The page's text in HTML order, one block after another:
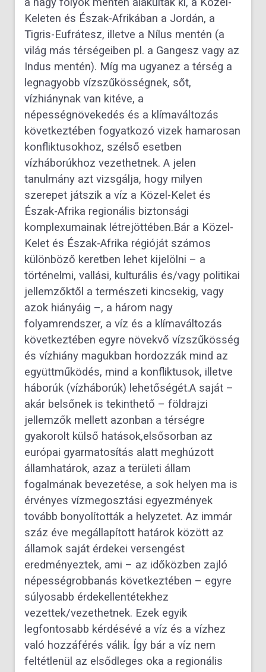
Keleten és Észak-Afrikában a Jordán, a
Tigris-Eufrátesz, illetve a Nílus mentén (a
világ más térségeiben pl. a Gangesz vagy az
Indus mentén). Míg ma ugyanez a térség a
legnagyobb vízszűkösségnek, sőt,
vízhiánynak van kitéve, a
népességnövekedés és a klímaváltozás
következtében fogyatkozó vizek hamarosan
konfliktusokhoz, szélső esetben
vízháborúkhoz vezethetnek. A jelen
tanulmány azt vizsgálja, hogy milyen
szerepet játszik a víz a Közel-Kelet és
Észak-Afrika regionális biztonsági
komplexumainak létrejöttében.Bár a Közel-
Kelet és Észak-Afrika régióját számos
különböző keretben lehet kijelölni – a
történelmi, vallási, kulturális és/vagy politikai
jellemzőktől a természeti kincsekig, vagy
azok hiányáig –, a három nagy
folyamrendszer, a víz és a klímaváltozás
következtében egyre növekvő vízszűkösség
és vízhiány magukban hordozzák mind az
együttműködés, mind a konfliktusok, illetve
háborúk (vízháborúk) lehetőségét.A saját –
akár belsőnek is tekinthető – földrajzi
jellemzők mellett azonban a térségre
gyakorolt külső hatások,elsősorban az
európai gyarmatosítás alatt meghúzott
államhatárok, azaz a területi állam
fogalmának bevezetése, a sok helyen ma is
érvényes vízmegosztási egyezmények
tovább bonyolították a helyzetet. Az immár
száz éve megállapított határok között az
államok saját érdekei versengést
eredményeztek, ami – az időközben zajló
népességrobbanás következtében – egyre
súlyosabb érdekellentétekhez
vezettek/vezethetnek. Ezek egyik
legfontosabb kérdésévé a víz és a vízhez
való hozzáférés válik. Így bár a víz nem
feltétlenül az elsődleges oka a regionális